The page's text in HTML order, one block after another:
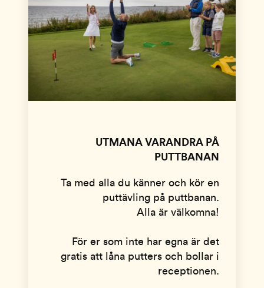
UTMANA VARANDRA PÅ
PUTTBANAN
Ta med alla du känner och kör en
puttävling på puttbanan.
Alla är välkomna!
För er som inte har egna är det
gratis att låna putters och bollar i
receptionen.